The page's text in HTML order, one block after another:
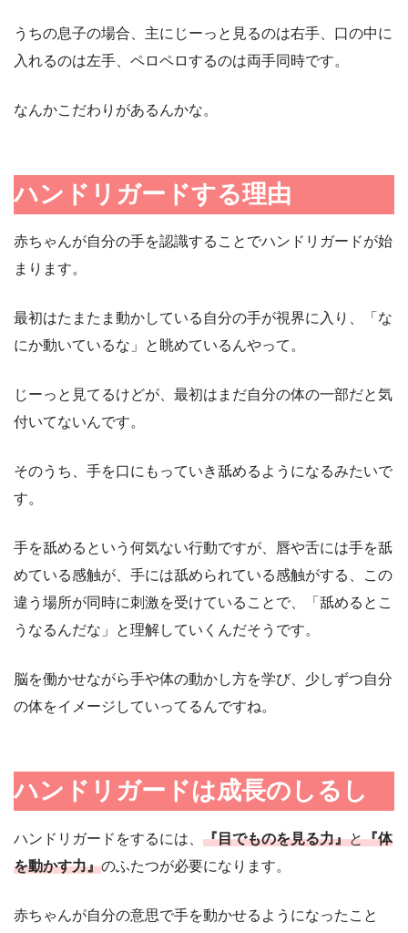
うちの息子の場合、主にじーっと見るのは右手、口の中に
入れるのは左手、ペロペロするのは両手同時です。
なんかこだわりがあるんかな。
ハンドリガードする理由
赤ちゃんが自分の手を認識することでハンドリガードが始
まります。
最初はたまたま動かしている自分の手が視界に入り、「な
にか動いているな」と眺めているんやって。
じーっと見てるけどが、最初はまだ自分の体の一部だと気
付いてないんです。
そのうち、手を口にもっていき舐めるようになるみたいで
す。
手を舐めるという何気ない行動ですが、唇や舌には手を舐
めている感触が、手には舐められている感触がする、この
違う場所が同時に刺激を受けていることで、「舐めるとこ
うなるんだな」と理解していくんだそうです。
脳を働かせながら手や体の動かし方を学び、少しずつ自分
の体をイメージしていってるんですね。
ハンドリガードは成長のしるし
ハンドリガードをするには、 『目でものを見る力』と『体
を動かす力』のふたつが必要になります。
赤ちゃんが自分の意思で手を動かせるようになったこと